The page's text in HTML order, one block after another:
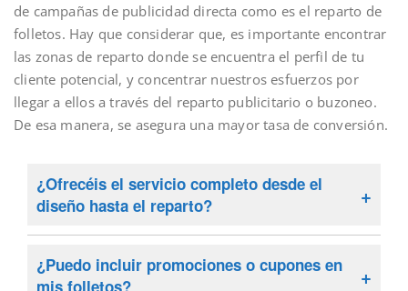
de campañas de publicidad directa como es el reparto de
folletos. Hay que considerar que, es importante encontrar
las zonas de reparto donde se encuentra el perfil de tu
cliente potencial, y concentrar nuestros esfuerzos por
llegar a ellos a través del reparto publicitario o buzoneo.
De esa manera, se asegura una mayor tasa de conversión.
¿Ofrecéis el servicio completo desde el
diseño hasta el reparto?
Sí, ofrecemos el servicio completo, desde el
diseño y la impresión hasta la distribución. Nos
encargamos de todo el proceso si así lo requiere,
¿Puedo incluir promociones o cupones en
mis folletos?